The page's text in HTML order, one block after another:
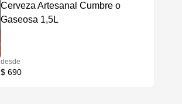
Cerveza Artesanal Cumbre o
Gaseosa 1,5L
desde
$ 690